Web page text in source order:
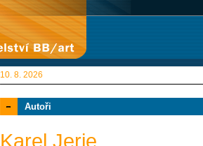
10. 8. 2026
Autoři
Karel Jerie